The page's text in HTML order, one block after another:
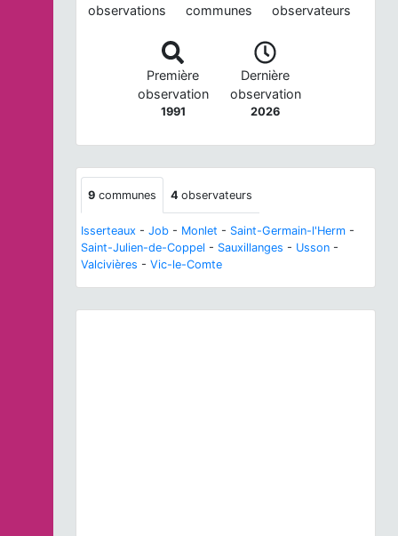
observations communes observateurs
Première
observation
1991
Dernière
observation
2026
9 communes 4 observateurs
Isserteaux - Job - Monlet - Saint-Germain-l'Herm -
Saint-Julien-de-Coppel - Sauxillanges - Usson -
Valcivières - Vic-le-Comte